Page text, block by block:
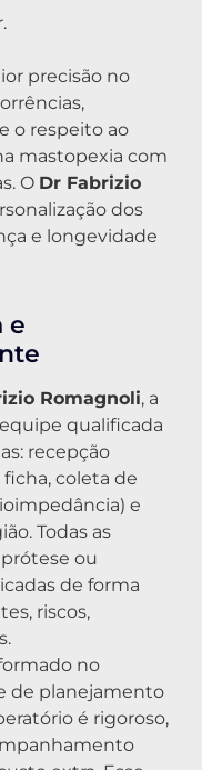
precisão no
o respeito ao
mastopexia com
O Dr Fabrizio
dos
e longevidade
e
Romagnoli, a
qualificada
recepção
coleta de
e
Todas as
ou
de forma
riscos,
no
de planejamento
é rigoroso,